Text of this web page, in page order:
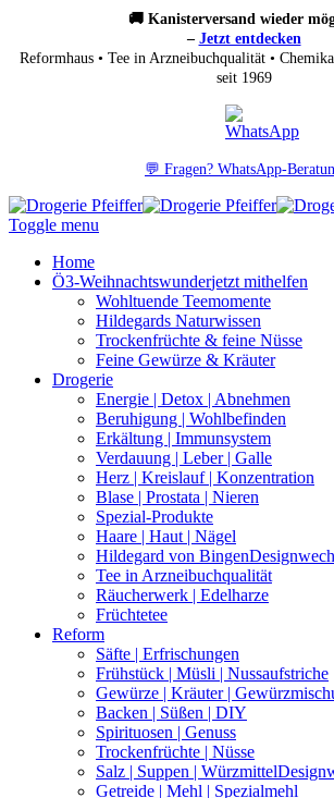
🚚 Kanisterversand wieder
– Jetzt entdecken
Reformhaus • Tee in Arzneibuchqualität •
seit 1969
💬 Fragen? WhatsApp-
Toggle menu
Home
Ö3-Weihnachtswunderjetzt mithelfen
Wohltuende Teemomente
Hildegards Naturwissen
Trockenfrüchte & feine Nüsse
Feine Gewürze & Kräuter
Drogerie
Energie | Detox | Abnehmen
Beruhigung | Wohlbefinden
Erkältung | Immunsystem
Verdauung | Leber | Galle
Herz | Kreislauf | Konzentration
Blase | Prostata | Nieren
Spezial-Produkte
Haare | Haut | Nägel
Hildegard von Bingen
Tee in Arzneibuchqualität
Räucherwerk | Edelharze
Früchtetee
Reform
Säfte | Erfrischungen
Frühstück | Müsli | Nussaufstriche
Gewürze | Kräuter |
Backen | Süßen | DIY
Spirituosen | Genuss
Trockenfrüchte | Nüsse
Salz | Suppen | Würzmittel
Getreide | Mehl | Spezialmehl